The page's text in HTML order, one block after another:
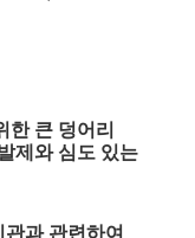
한 큰 덩어리
제와 심도 있는
과 관련하여